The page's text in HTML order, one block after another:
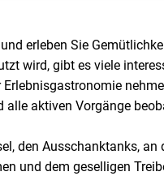
erleben Sie
wird, gibt es viele
aktiven Vorgänge
den Ausschanktanks,
und dem geselligen